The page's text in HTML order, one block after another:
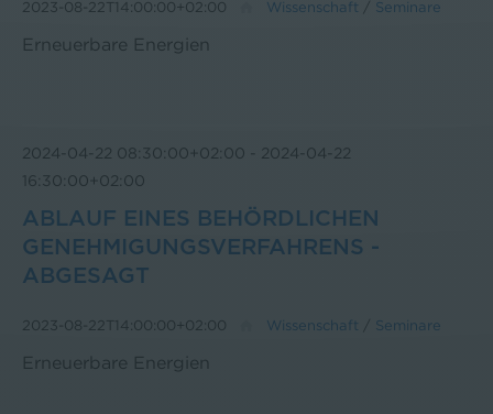
2023-08-22T14:00:00+02:00 Wissenschaft Seminare
Erneuerbare Energien
2024-04-22 08:30:00+02:00
2024-04-22
16:30:00+02:00
ABLAUF EINES BEHÖRDLICHEN
GENEHMIGUNGSVERFAHRENS -
ABGESAGT
2023-08-22T14:00:00+02:00 Wissenschaft Seminare
Erneuerbare Energien